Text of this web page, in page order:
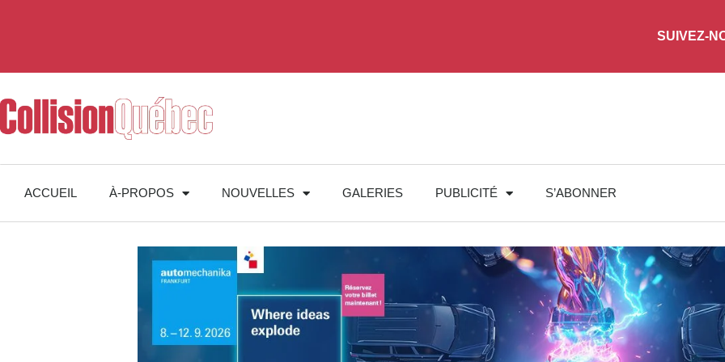
SUIVEZ-
ACCUEIL À-PROPOS NOUVELLES GALERIES PUBLICITÉ S’ABONNER